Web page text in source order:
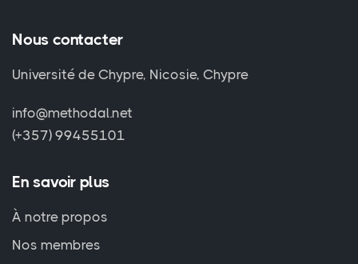
Nous contacter
Université de Chypre, Nicosie, Chypre
info@methodal.net
(+357) 99455101
En savoir plus
À notre propos
Nos membres